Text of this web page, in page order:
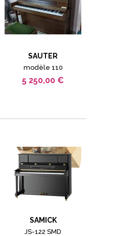
SAUTER
modèle 110
5 250,00 €
SAMICK
JS-122 SMD